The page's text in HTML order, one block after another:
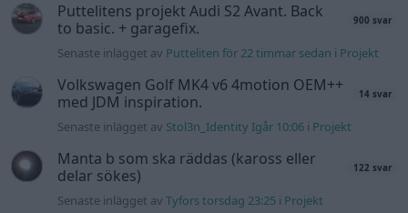
Puttelitens projekt Audi S2 Avant. Back
to basic. + garagefix.
900 svar
Senaste inlägget av Putteliten för 22 timmar sedan i Projekt
Volkswagen Golf MK4 v6 4motion OEM++
med JDM inspiration.
14 svar
Senaste inlägget av Stol3n_Identity Igår 10:06 i Projekt
Manta b som ska räddas (kaross eller
delar sökes)
122 svar
Senaste inlägget avTyfors torsdag 23:25 i Projekt